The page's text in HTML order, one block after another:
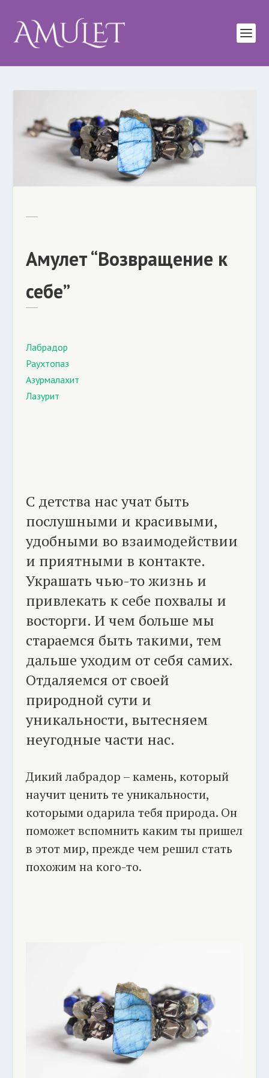
Амулет “Возвращение к
себе”
Лабрадор
Раухтопаз
Азурмалахит
Лазурит
С детства нас учат быть
послушными и красивыми,
удобными во взаимодействии
и приятными в контакте.
Украшать чью-то жизнь и
привлекать к себе похвалы и
восторги. И чем больше мы
стараемся быть такими, тем
дальше уходим от себя самих.
Отдаляемся от своей
природной сути и
уникальности, вытесняем
неугодные части нас.
Дикий лабрадор – камень, который
научит ценить те уникальности,
которыми одарила тебя природа. Он
поможет вспомнить каким ты пришел
в этот мир, прежде чем решил стать
похожим на кого-то.